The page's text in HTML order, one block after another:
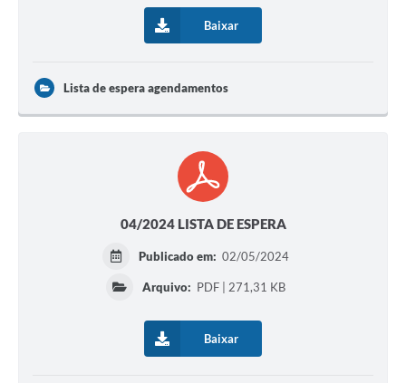
Baixar
Lista de espera agendamentos
04/2024 LISTA DE ESPERA
Publicado em: 02/05/2024
Arquivo: PDF | 271,31 KB
Baixar